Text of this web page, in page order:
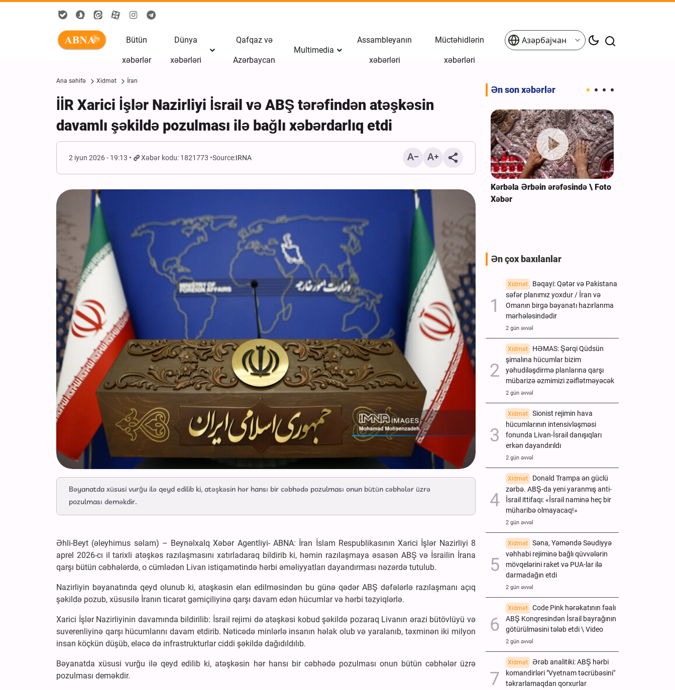
Bütün
xəbərlər
Dünya
xəbərləri
Qafqaz və
Azərbaycan
Multimedia
Assambleyanın
xəbərləri
Müctəhidlərin
xəbərləri
Азәрбајҹан
Ana səhifə Xidmət İran
İİR Xarici İşlər Nazirliyi İsrail və ABŞ tərəfindən atəşkəsin
davamlı şəkildə pozulması ilə bağlı xəbərdarlıq etdi
2 iyun 2026 - 19:13 Xəbər kodu: 1821773 Source:IRNA
Bəyanatda xüsusi vurğu ilə qeyd edilib ki, atəşkəsin hər hansı bir cəbhədə pozulması onun bütün cəbhələr üzrə
pozulması deməkdir.
Əhli-Beyt (əleyhimus səlam) – Beynəlxalq Xəbər Agentliyi- ABNA: İran İslam Respublikasının Xarici İşlər Nazirliyi 8
aprel 2026-cı il tarixli atəşkəs razılaşmasını xatırladaraq bildirib ki, həmin razılaşmaya əsasən ABŞ və İsrailin İrana
qarşı bütün cəbhələrdə, o cümlədən Livan istiqamətində hərbi əməliyyatları dayandırması nəzərdə tutulub.
Nazirliyin bəyanatında qeyd olunub ki, atəşkəsin elan edilməsindən bu günə qədər ABŞ dəfələrlə razılaşmanı açıq
şəkildə pozub, xüsusilə İranın ticarət gəmiçiliyinə qarşı davam edən hücumlar və hərbi təzyiqlərlə.
Xarici İşlər Nazirliyinin davamında bildirilib: İsrail rejimi də atəşkəsi kobud şəkildə pozaraq Livanın ərazi bütövlüyü və
suverenliyinə qarşı hücumlarını davam etdirib. Nəticədə minlərlə insanın həlak olub və yaralanıb, təxminən iki milyon
insan köçkün düşüb, eləcə də infrastrukturlar ciddi şəkildə dağıdıldılıb.
Bəyanatda xüsusi vurğu ilə qeyd edilib ki, atəşkəsin hər hansı bir cəbhədə pozulması onun bütün cəbhələr üzrə
pozulması deməkdir.
Ən son xəbərlər
İranın Tamerçin sərhədindən geri
qayıdan Ərbəin zəvvarları \ Foto
Kərbəla Ərbəin ərəfəsində \ Foto
Xəbər
Ən çox baxılanlar
Xidmət
Bəqayi: Qətər və Pakistana
səfər planımız yoxdur / İran və
Omanın birgə bəyanatı hazırlanma
mərhələsindədir
2 gün əvvəl
Xidmət
HƏMAS: Şərqi Qüdsün
şimalına hücumlar bizim
yəhudiləşdirmə planlarına qarşı
mübarizə əzmimizi zəiflətməyəcək
2 gün əvvəl
Xidmət
Sionist rejimin hava
hücumlarının intensivləşməsi
fonunda Livan-İsrail danışıqları
erkən dayandırıldı
2 gün əvvəl
Xidmət
Donald Trampa ən güclü
zərbə. ABŞ-da yeni yaranmış anti-
İsrail ittifaqı: «İsrail naminə heç bir
müharibə olmayacaq!»
2 gün əvvəl
Xidmət
Səna, Yəməndə Səudiyyə
vəhhabi rejiminə bağlı qüvvələrin
mövqelərini raket və PUA-lar ilə
darmadağın etdi
2 gün əvvəl
Xidmət
Code Pink hərəkatının fəalı
ABŞ Konqresindən İsrail bayrağının
götürülməsini tələb etdi \ Video
2 gün əvvəl
Xidmət
Ərəb analitiki: ABŞ hərbi
komandirləri "Vyetnam təcrübəsini"
təkrarlamaqdan qorxurlar